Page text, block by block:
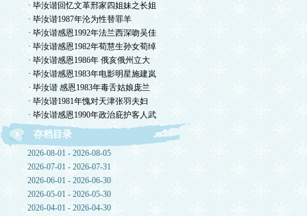
· 毕汝谐回忆文革邢家四姐妹之长姐
· 毕汝谐1987年沦为性替罪羊
· 毕汝谐感恩1992年法兰西深吻吴佳
· 毕汝谐感恩1982年荀慧生孙女荀绰
· 毕汝谐感恩1986年 俄亥俄州立大
· 毕汝谐感恩1983年电影明星施建岚
· 毕汝谐 感恩1983年毒舌姑娘庞兰
· 毕汝谐1981年愧对天津张羽夫妇
· 毕汝谐感恩1990年政治庇护客人武
存档目录
2026-08-01 - 2026-08-05
2026-07-01 - 2026-07-31
2026-06-01 - 2026-06-30
2026-05-01 - 2026-05-30
2026-04-01 - 2026-04-30